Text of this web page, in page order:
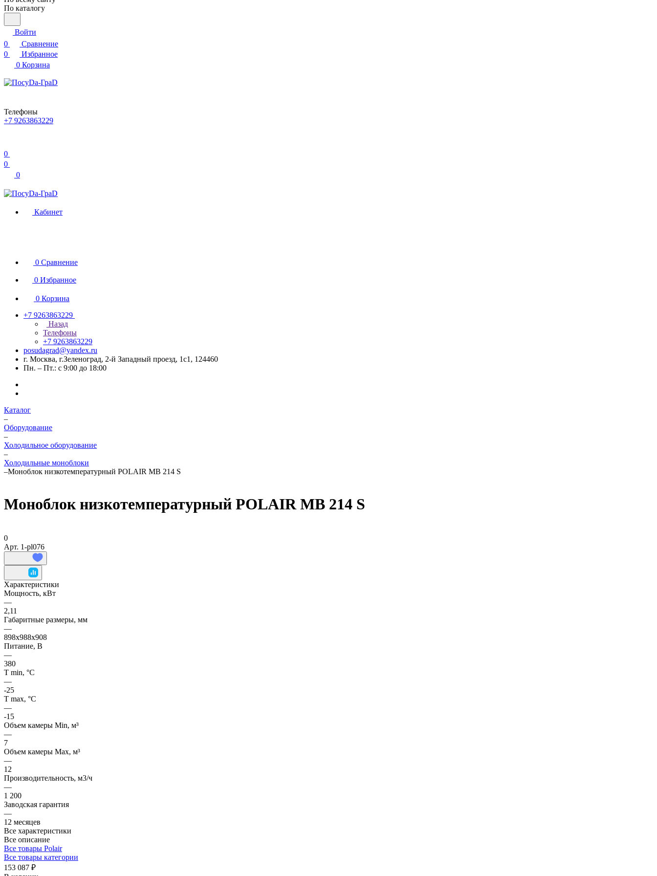
По каталогу
Войти
0
Сравнение
0
Избранное
0 Корзина
Телефоны
+7 9263863229
0
0
0
Кабинет
0 Сравнение
0 Избранное
0 Корзина
+7 9263863229
Назад
Телефоны
+7 9263863229
posudagrad@yandex.ru
г. Москва, г.Зеленоград, 2-й Западный проезд, 1с1, 124460
Пн. – Пт.: с 9:00 до 18:00
Каталог
–
Оборудование
–
Холодильное оборудование
–
Холодильные моноблоки
–Моноблок низкотемпературный POLAIR МB 214 S
Моноблок низкотемпературный POLAIR МB 214 S
0
Арт. 1-pl076
Характеристики
Мощность, кВт
—
2,11
Габаритные размеры, мм
—
898х988х908
Питание, В
—
380
Т min, °С
—
-25
Т max, °С
—
-15
Объем камеры Min, м³
—
7
Объем камеры Max, м³
—
12
Производительность, м3/ч
—
1 200
Заводская гарантия
—
12 месяцев
Все характеристики
Все описание
Все товары Polair
Все товары категории
153 087 ₽